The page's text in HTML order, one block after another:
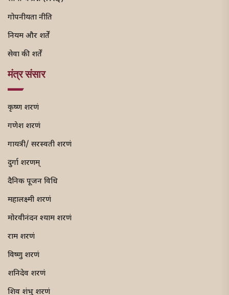
गोपनीयता नीति
नियम और शर्तें
सेवा की शर्तें
मंत्र संसार
कृष्ण शरणं
गणेश शरणं
गायत्री/ सरस्वती शरणं
दुर्गा शरणम्
दैनिक पूजन विधि
महालक्ष्मी शरणं
मोरवीनंदन श्याम शरणं
राम शरणं
विष्णु शरणं
शनिदेव शरणं
शिव शंभु शरणं